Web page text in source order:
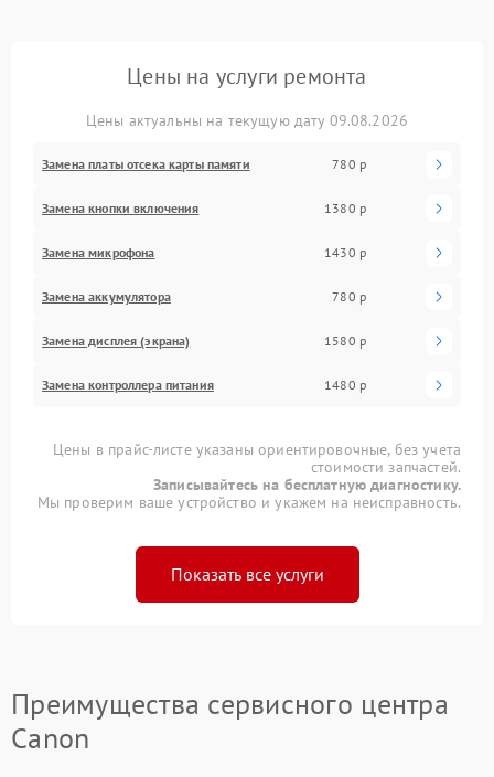
Цены на услуги ремонта
Цены актуальны на текущую дату 09.08.2026
Замена платы отсека карты памяти 780 р
Замена кнопки включения 1380 р
Замена микрофона 1430 р
Замена аккумулятора 780 р
Замена дисплея (экрана) 1580 р
Замена контроллера питания 1480 р
Цены в прайс-листе указаны ориентировочные, без учета
стоимости запчастей.
Записывайтесь на бесплатную диагностику.
Мы проверим ваше устройство и укажем на неисправность.
Показать все услуги
Преимущества сервисного центра
Canon